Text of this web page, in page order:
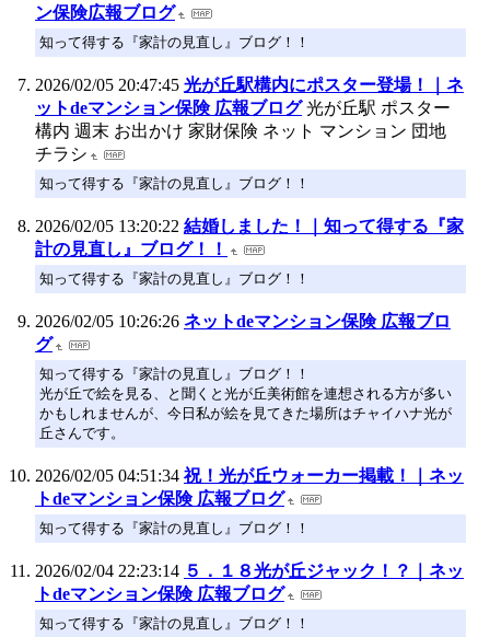
ン保険広報ブログ
知って得する『家計の見直し』ブログ！！
2026/02/05 20:47:45 光が丘駅構内にポスター登場！｜ネ
ットdeマンション保険 広報ブログ 光が丘駅 ポスター
構内 週末 お出かけ 家財保険 ネット マンション 団地
チラシ
知って得する『家計の見直し』ブログ！！
2026/02/05 13:20:22 結婚しました！｜知って得する『家
計の見直し』ブログ！！
知って得する『家計の見直し』ブログ！！
2026/02/05 10:26:26 ネットdeマンション保険 広報ブロ
グ
知って得する『家計の見直し』ブログ！！
光が丘で絵を見る、と聞くと光が丘美術館を連想される方が多い
かもしれませんが、今日私が絵を見てきた場所はチャイハナ光が
丘さんです。
2026/02/05 04:51:34 祝！光が丘ウォーカー掲載！｜ネッ
トdeマンション保険 広報ブログ
知って得する『家計の見直し』ブログ！！
2026/02/04 22:23:14 ５．１８光が丘ジャック！？｜ネッ
トdeマンション保険 広報ブログ
知って得する『家計の見直し』ブログ！！